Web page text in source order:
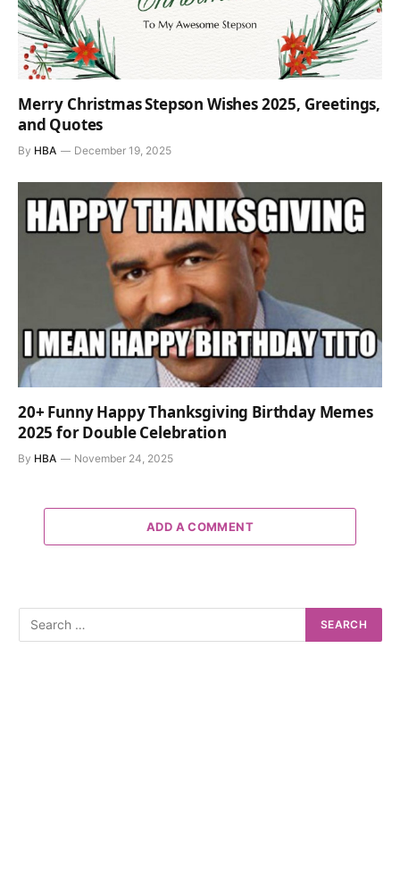
Merry Christmas Stepson Wishes 2025, Greetings,
and Quotes
By HBA December 19, 2025
20+ Funny Happy Thanksgiving Birthday Memes
2025 for Double Celebration
By HBA November 24, 2025
ADD A COMMENT